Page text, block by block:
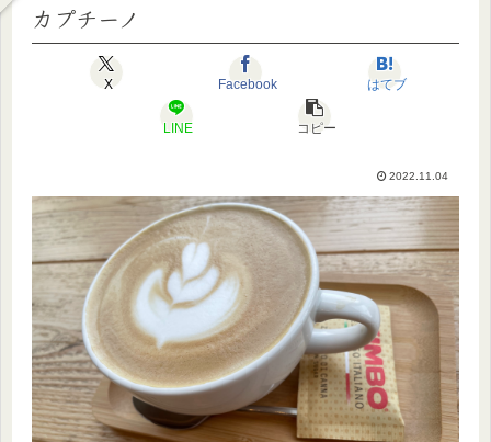
カプチーノ
X Facebook はてブ
LINE コピー
2022.11.04